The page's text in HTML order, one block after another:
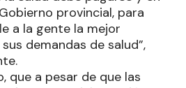
provincial, para
a la gente la mejor
demandas de salud”,
que a pesar de que las